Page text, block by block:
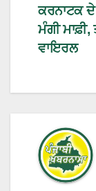
ਕਰਨਾਟਕ
ਮੰਗੀ ਮਾਫ਼ੀ,
ਵਾਇਰਲ